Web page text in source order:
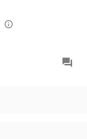
info_outlined